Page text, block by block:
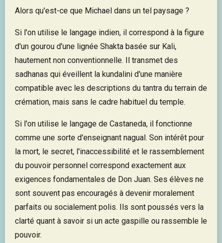
Alors qu'est-ce que Michael dans un tel paysage ?
Si l'on utilise le langage indien, il correspond à la figure
d'un gourou d'une lignée Shakta basée sur Kali,
hautement non conventionnelle. Il transmet des
sadhanas qui éveillent la kundalini d'une manière
compatible avec les descriptions du tantra du terrain de
crémation, mais sans le cadre habituel du temple.
Si l'on utilise le langage de Castaneda, il fonctionne
comme une sorte d'enseignant nagual. Son intérêt pour
la mort, le secret, l'inaccessibilité et le rassemblement
du pouvoir personnel correspond exactement aux
exigences fondamentales de Don Juan. Ses élèves ne
sont souvent pas encouragés à devenir moralement
parfaits ou socialement polis. Ils sont poussés vers la
clarté quant à savoir si un acte gaspille ou rassemble le
pouvoir.